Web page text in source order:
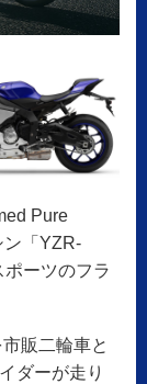
Pure
ン「YZR-
ーツのフラ
販二輪車と
ダーが走り